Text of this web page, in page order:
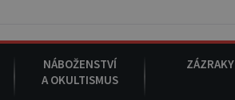
NÁBOŽENSTVÍ
A OKULTISMUS
ZÁZRAKY